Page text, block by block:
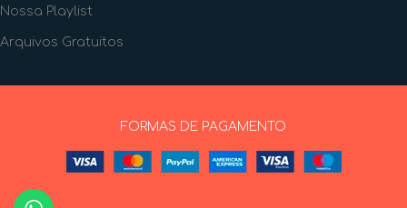
Nossa Playlist
Arquivos Gratuitos
FORMAS DE PAGAMENTO